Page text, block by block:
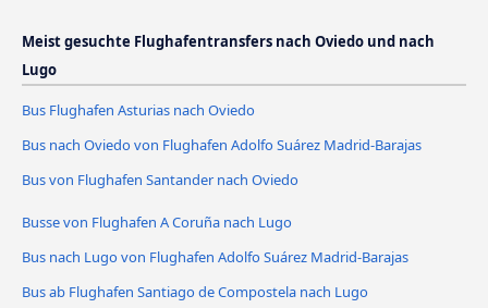
Meist gesuchte Flughafentransfers nach Oviedo und nach
Lugo
Bus Flughafen Asturias nach Oviedo
Bus nach Oviedo von Flughafen Adolfo Suárez Madrid-Barajas
Bus von Flughafen Santander nach Oviedo
Busse von Flughafen A Coruña nach Lugo
Bus nach Lugo von Flughafen Adolfo Suárez Madrid-Barajas
Bus ab Flughafen Santiago de Compostela nach Lugo